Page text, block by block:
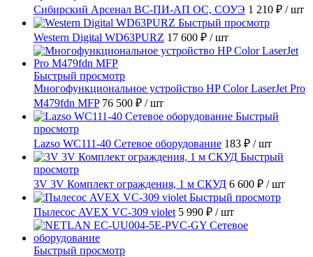
Сибирский Арсенал ВС-ПИ-АП ОС, СОУЭ 1 210 ₽ / шт
Быстрый просмотр
Western Digital WD63PURZ 17 600 ₽ / шт
Быстрый просмотр
Многофункциональное устройство HP Color LaserJet Pro
M479fdn MFP 76 500 ₽ / шт
Быстрый
просмотр
Lazso WC111-40 Сетевое оборудование 183 ₽ / шт
Быстрый
просмотр
3V 3V Комплект ограждения, 1 м СКУД 6 600 ₽ / шт
Быстрый просмотр
Пылесос AVEX VC-309 violet 5 990 ₽ / шт
Быстрый просмотр